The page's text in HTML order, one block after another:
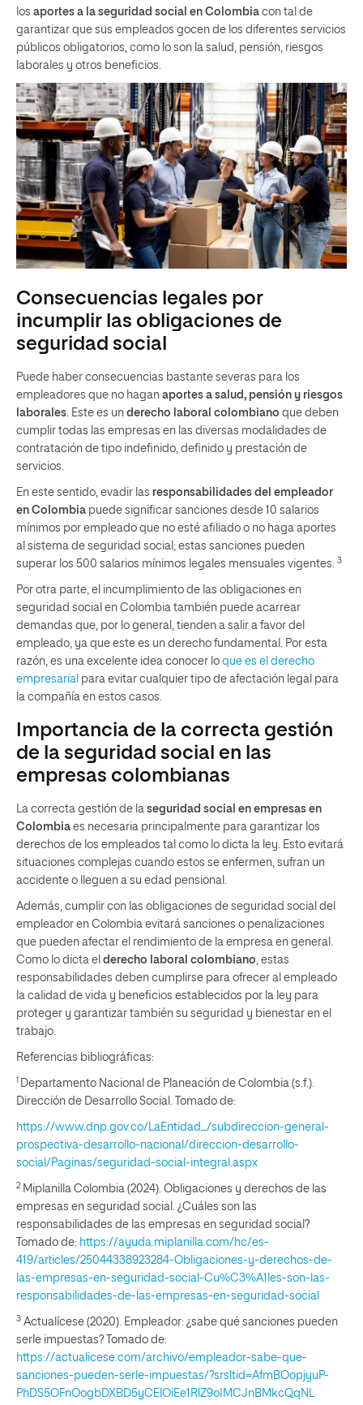
los aportes a la seguridad social en Colombia con tal de
garantizar que sus empleados gocen de los diferentes servicios
públicos obligatorios, como lo son la salud, pensión, riesgos
laborales y otros beneficios.
Consecuencias legales por
incumplir las obligaciones de
seguridad social
Puede haber consecuencias bastante severas para los
empleadores que no hagan aportes a salud, pensión y riesgos
laborales. Este es un derecho laboral colombiano que deben
cumplir todas las empresas en las diversas modalidades de
contratación de tipo indefinido, definido y prestación de
servicios.
En este sentido, evadir las responsabilidades del empleador
en Colombia puede significar sanciones desde 10 salarios
mínimos por empleado que no esté afiliado o no haga aportes
al sistema de seguridad social; estas sanciones pueden
superar los 500 salarios mínimos legales mensuales vigentes. 3
Por otra parte, el incumplimiento de las obligaciones en
seguridad social en Colombia también puede acarrear
demandas que, por lo general, tienden a salir a favor del
empleado, ya que este es un derecho fundamental. Por esta
razón, es una excelente idea conocer lo que es el derecho
empresarial para evitar cualquier tipo de afectación legal para
la compañía en estos casos.
Importancia de la correcta gestión
de la seguridad social en las
empresas colombianas
La correcta gestión de la seguridad social en empresas en
Colombia es necesaria principalmente para garantizar los
derechos de los empleados tal como lo dicta la ley. Esto evitará
situaciones complejas cuando estos se enfermen, sufran un
accidente o lleguen a su edad pensional.
Además, cumplir con las obligaciones de seguridad social del
empleador en Colombia evitará sanciones o penalizaciones
que pueden afectar el rendimiento de la empresa en general.
Como lo dicta el derecho laboral colombiano, estas
responsabilidades deben cumplirse para ofrecer al empleado
la calidad de vida y beneficios establecidos por la ley para
proteger y garantizar también su seguridad y bienestar en el
trabajo.
Referencias bibliográficas:
1 Departamento Nacional de Planeación de Colombia (s.f.).
Dirección de Desarrollo Social. Tomado de:
https://www.dnp.gov.co/LaEntidad_/subdireccion-general-
prospectiva-desarrollo-nacional/direccion-desarrollo-
social/Paginas/seguridad-social-integral.aspx
2Miplanilla Colombia (2024). Obligaciones y derechos de las
empresas en seguridad social. ¿Cuáles son las
responsabilidades de las empresas en seguridad social?
Tomado de: https://ayuda.miplanilla.com/hc/es-
419/articles/25044338923284-Obligaciones-y-derechos-de-
las-empresas-en-seguridad-social-Cu%C3%A1les-son-las-
responsabilidades-de-las-empresas-en-seguridad-social
3 Actualícese (2020). Empleador: ¿sabe qué sanciones pueden
serle impuestas? Tomado de:
https://actualicese.com/archivo/empleador-sabe-que-
sanciones-pueden-serle-impuestas/?srsltid=AfmBOopjyuP-
PhDS5OFnOogbDXBD5yCElOiEe1RlZ9oIMCJnBMkcQqNL